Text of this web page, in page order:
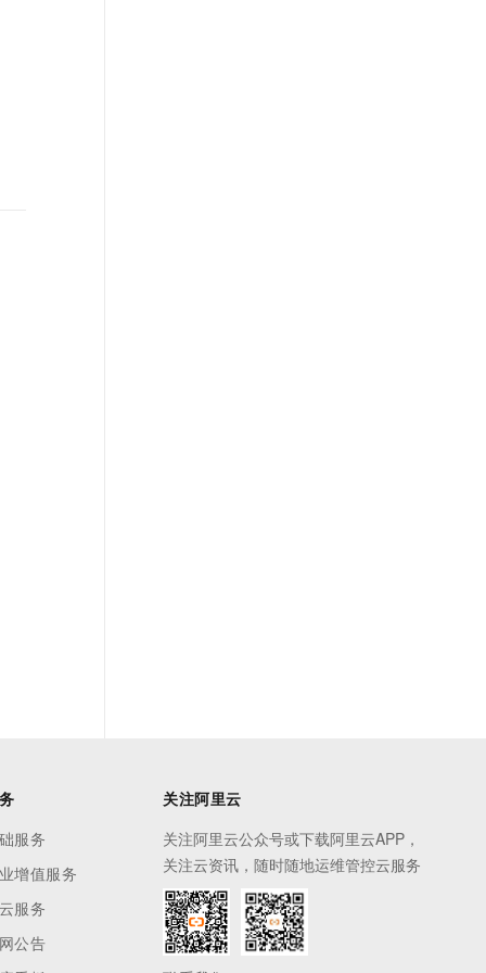
服务
增值服务
服务
公告
关注阿里云
关注阿里云公众号或下载阿里云APP，
关注云资讯，随时随地运维管控云服务